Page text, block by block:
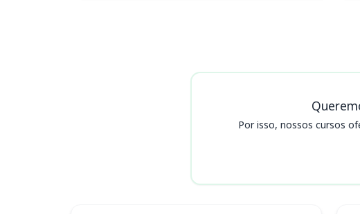
Cursos SEMAE RS
Por isso, nossos cursos